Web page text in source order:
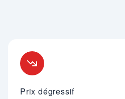
Prix dégressif